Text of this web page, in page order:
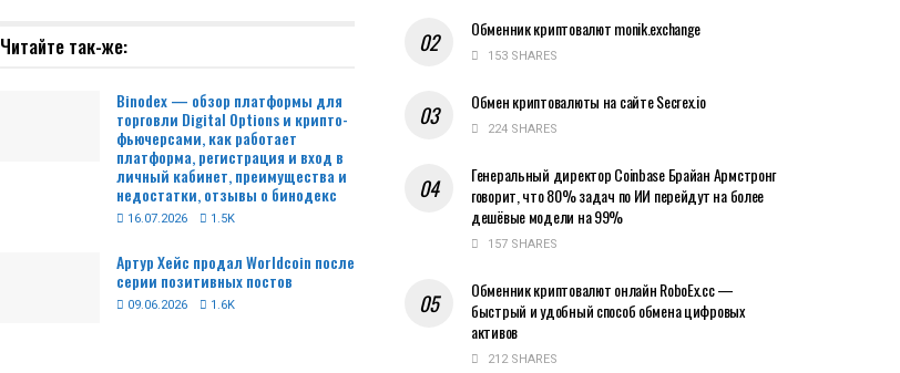
Читайте так-же:
Binodex — обзор платформы для
торговли Digital Options и крипто-
фьючерсами, как работает
платформа, регистрация и вход в
личный кабинет, преимущества и
недостатки, отзывы о бинодекс
16.07.2026 1.5K
Артур Хейс продал Worldcoin после
серии позитивных постов
09.06.2026 1.6K
Обменник криптовалют monik.exchange
153 SHARES
Обмен криптовалюты на сайте Secrex.io
224 SHARES
Генеральный директор Coinbase Брайан Армстронг
говорит, что 80% задач по ИИ перейдут на более
дешёвые модели на 99%
157 SHARES
Обменник криптовалют онлайн RoboEx.cc —
быстрый и удобный способ обмена цифровых
активов
212 SHARES